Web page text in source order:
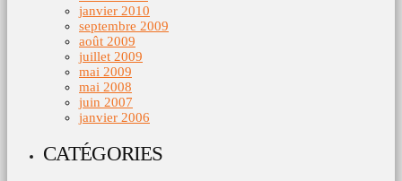
janvier 2010
septembre 2009
août 2009
juillet 2009
mai 2009
mai 2008
juin 2007
janvier 2006
CATÉGORIES